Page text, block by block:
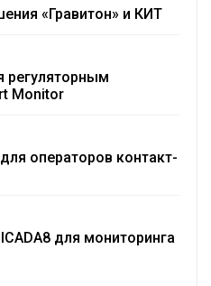
«Гравитон» и КИТ
регуляторным
Monitor
операторов контакт-
для мониторинга